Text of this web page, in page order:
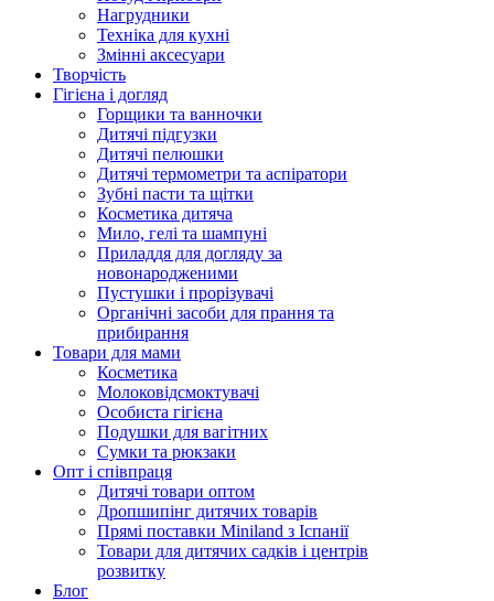
Нагрудники
Техніка для кухні
Змінні аксесуари
Творчість
Гігієна і догляд
Горщики та ванночки
Дитячі підгузки
Дитячі пелюшки
Дитячі термометри та аспіратори
Зубні пасти та щітки
Косметика дитяча
Мило, гелі та шампуні
Приладдя для догляду за
новонародженими
Пустушки і прорізувачі
Органічні засоби для прання та
прибирання
Товари для мами
Косметика
Молоковідсмоктувачі
Особиста гігієна
Подушки для вагітних
Сумки та рюкзаки
Опт і співпраця
Дитячі товари оптом
Дропшипінг дитячих товарів
Прямі поставки Miniland з Іспанії
Товари для дитячих садків і центрів
розвитку
Блог